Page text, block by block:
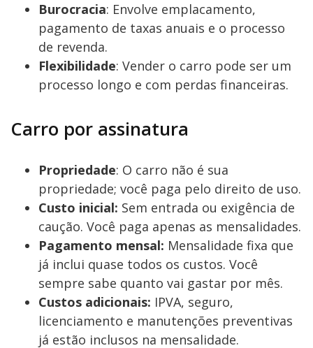
Burocracia: Envolve emplacamento,
pagamento de taxas anuais e o processo
de revenda.
Flexibilidade: Vender o carro pode ser um
processo longo e com perdas financeiras.
Carro por assinatura
Propriedade: O carro não é sua
propriedade; você paga pelo direito de uso.
Custo inicial: Sem entrada ou exigência de
caução. Você paga apenas as mensalidades.
Pagamento mensal: Mensalidade fixa que
já inclui quase todos os custos. Você
sempre sabe quanto vai gastar por mês.
Custos adicionais: IPVA, seguro,
licenciamento e manutenções preventivas
já estão inclusos na mensalidade.